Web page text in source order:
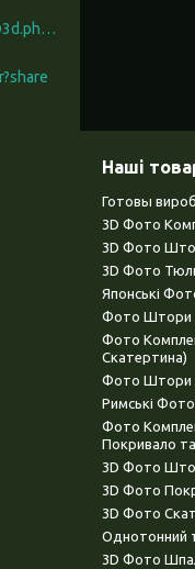
https://www.tiktok.com/@3d.photodecor?is_from_webapp=1&sender_device=pc
Наші
Готовы
3D Фото
3D Фото
3D Фото
Японські
Фото Штори
Фото
Скатертина)
Фото Штори
Римські
Фото
Покривало
3D Фото
3D Фото
3D Фото
Однотонний
3D Фото